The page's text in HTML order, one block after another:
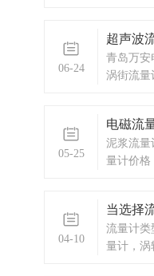
等，以及
06-24
超声波
青岛万安
涡街流量
等，以及
05-25
电磁流
泥浆流量
量计价格
04-10
当选择
流量计类
量计，涡